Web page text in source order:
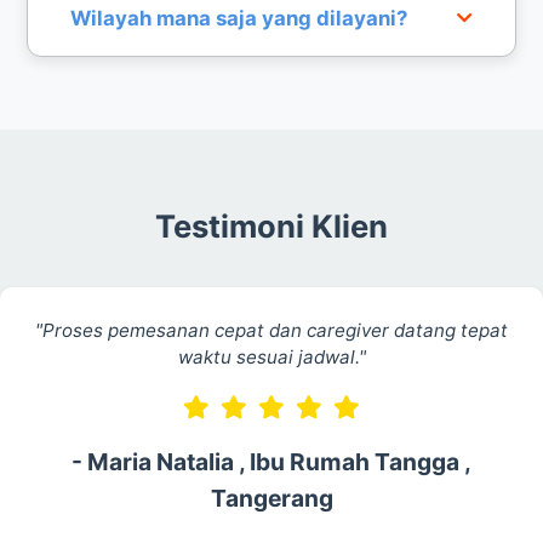
merekomendasikan caregiver yang sesuai.
Biaya menyesuaikan durasi layanan, lokasi, dan
kondisi pasien. Hubungi admin untuk
mendapatkan penawaran terbaik.
Wilayah mana saja yang dilayani?
Testimoni Klien
"Proses pemesanan cepat dan caregiver datang tepat
waktu sesuai jadwal."
- Maria Natalia , Ibu Rumah Tangga ,
Tangerang